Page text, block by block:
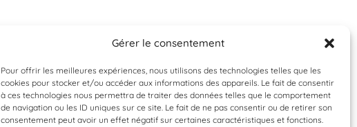
Gérer le consentement
Pour offrir les meilleures expériences, nous utilisons des technologies telles que les
cookies pour stocker et/ou accéder aux informations des appareils. Le fait de consentir
à ces technologies nous permettra de traiter des données telles que le comportement
de navigation ou les ID uniques sur ce site. Le fait de ne pas consentir ou de retirer son
consentement peut avoir un effet négatif sur certaines caractéristiques et fonctions.